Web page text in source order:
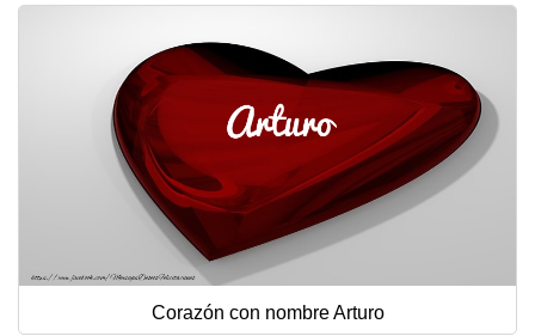
Corazón con nombre Arturo